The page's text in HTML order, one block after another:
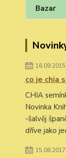
Bazar
16.09.2015
co je chia
CHIA
Novinka
-šalvěj
dříve jako
15.08.2017